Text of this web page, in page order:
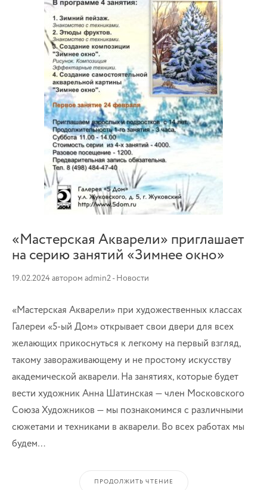
«Мастерская Акварели» приглашает
на серию занятий «Зимнее окно»
19.02.2024автором admin2-Новости
«Мастерская Акварели» при художественных классах
Галереи «5-ый Дом» открывает свои двери для всех
желающих прикоснуться к легкому на первый взгляд,
такому завораживающему и не простому искусству
академической акварели. На занятиях, которые будет
вести художник Анна Шатинская — член Московского
Союза Художников — мы познакомимся с различными
сюжетами и техниками в акварели. Во всех работах мы
будем…
ПРОДОЛЖИТЬ ЧТЕНИЕ